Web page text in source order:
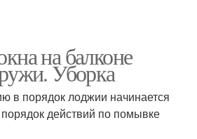
на балконе
Уборка
в порядок лоджии начинается
действий по помывке